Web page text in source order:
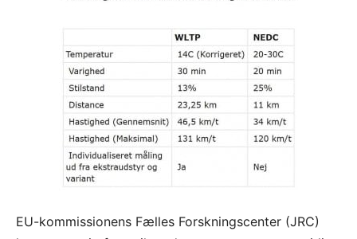
EU-kommissionens Fælles Forskningscenter (JRC)